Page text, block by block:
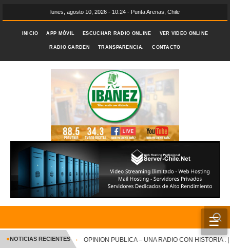
lunes, agosto 10, 2026 - 10:24 - Punta Arenas, Chile
INICIO APP MÓVIL ESCUCHAR RADIO ONLINE VER VIDEO ONLINE
RADIO GARDEN TRANSPARENCIA. CONTACTO
☰
INICIO
●NOTICIAS RECIENTES OPINION PUBLICA – UNA RADIO CON HISTORIA .